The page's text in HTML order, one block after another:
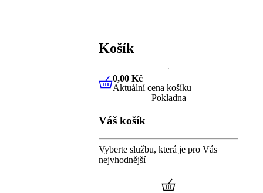
Košík
0,00 KčAktuální cena košíku
0,00 Kč
Aktuální cena košíku
Pokladna
Váš košík
Vyberte službu, která je pro Vás
nejvhodnější